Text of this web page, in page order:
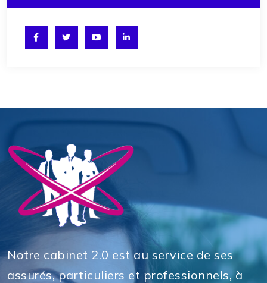
Notre cabinet 2.0 est au service de ses
assurés, particuliers et professionnels, à